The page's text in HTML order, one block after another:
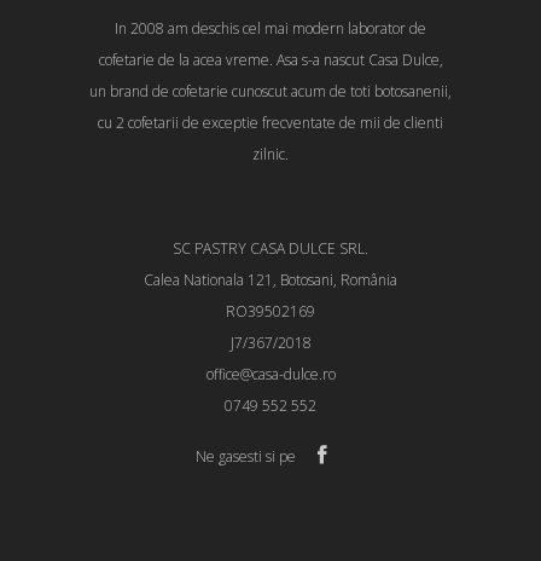
In 2008 am deschis cel mai modern laborator de
cofetarie de la acea vreme. Asa s-a nascut Casa Dulce,
un brand de cofetarie cunoscut acum de toti botosanenii,
cu 2 cofetarii de exceptie frecventate de mii de clienti
zilnic.
SC PASTRY CASA DULCE SRL.
Calea Nationala 121, Botosani, România
RO39502169
J7/367/2018
office@casa-dulce.ro
0749 552 552
Ne gasesti si pe